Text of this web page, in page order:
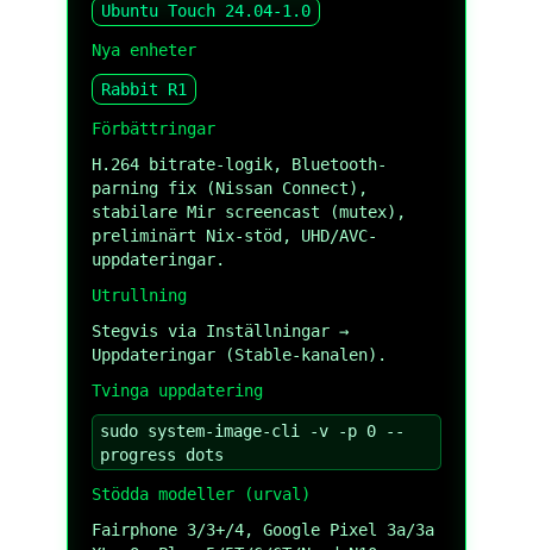
Ubuntu Touch 24.04-1.0
Nya enheter
Rabbit R1
Förbättringar
H.264 bitrate-logik, Bluetooth-
parning fix (Nissan Connect),
stabilare Mir screencast (mutex),
preliminärt Nix-stöd, UHD/AVC-
uppdateringar.
Utrullning
Stegvis via Inställningar →
Uppdateringar (Stable-kanalen).
Tvinga uppdatering
sudo system-image-cli -v -p 0 --
progress dots
Stödda modeller (urval)
Fairphone 3/3+/4, Google Pixel 3a/3a